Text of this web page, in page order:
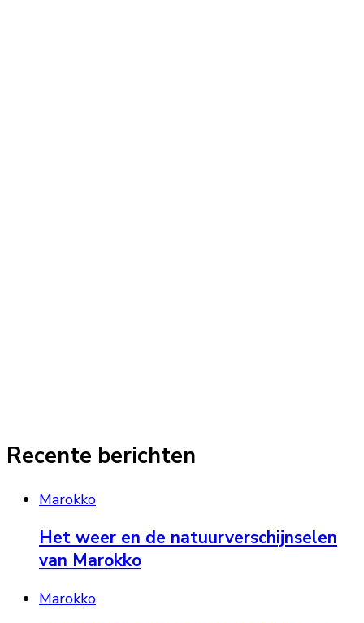
Recente berichten
Marokko
Het weer en de natuurverschijnselen
van Marokko
Marokko